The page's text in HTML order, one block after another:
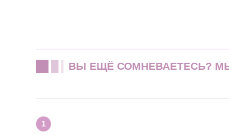
ВЫ ЕЩЁ СОМНЕВАЕТЕСЬ?